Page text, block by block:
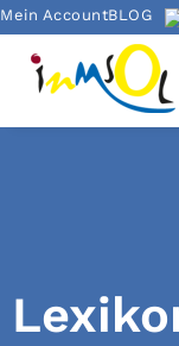
Mein AccountBLOG